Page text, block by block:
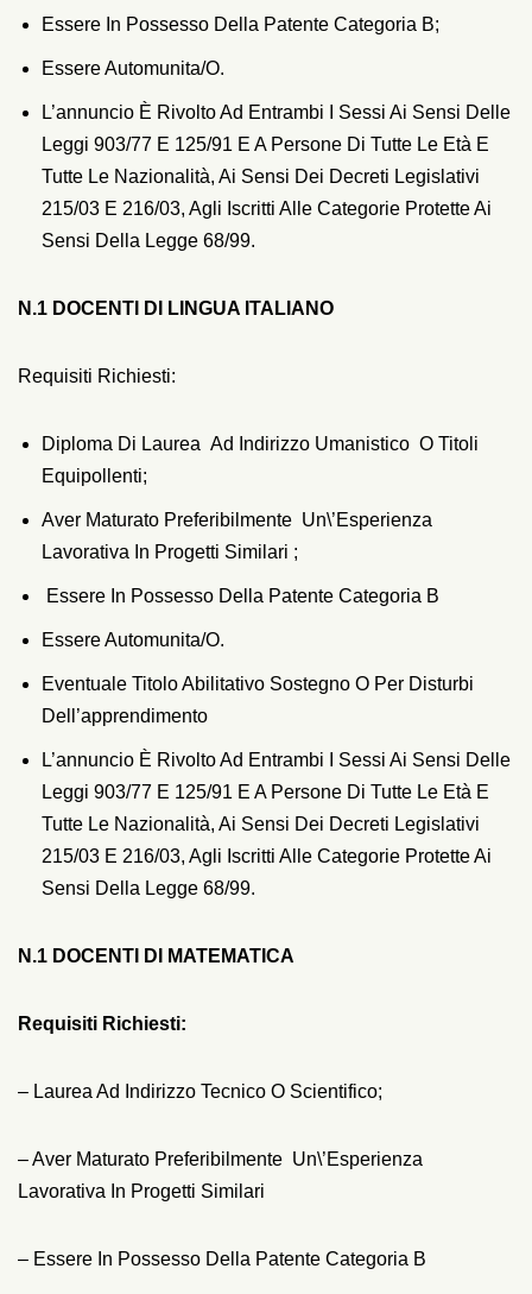
Essere In Possesso Della Patente Categoria B;
Essere Automunita/o.
L’annuncio È Rivolto Ad Entrambi I Sessi Ai Sensi Delle
Leggi 903/77 E 125/91 E A Persone Di Tutte Le Età E
Tutte Le Nazionalità, Ai Sensi Dei Decreti Legislativi
215/03 E 216/03, Agli Iscritti Alle Categorie Protette Ai
Sensi Della Legge 68/99.
N.1 DOCENTI DI LINGUA ITALIANO
Requisiti Richiesti:
Diploma Di Laurea Ad Indirizzo Umanistico O Titoli
Equipollenti;
Aver Maturato Preferibilmente Un\’esperienza
Lavorativa In Progetti Similari ;
Essere In Possesso Della Patente Categoria B
Essere Automunita/o.
Eventuale Titolo Abilitativo Sostegno O Per Disturbi
Dell’apprendimento
L’annuncio È Rivolto Ad Entrambi I Sessi Ai Sensi Delle
Leggi 903/77 E 125/91 E A Persone Di Tutte Le Età E
Tutte Le Nazionalità, Ai Sensi Dei Decreti Legislativi
215/03 E 216/03, Agli Iscritti Alle Categorie Protette Ai
Sensi Della Legge 68/99.
N.1 DOCENTI DI MATEMATICA
Requisiti Richiesti:
– Laurea Ad Indirizzo Tecnico O Scientifico;
– Aver Maturato Preferibilmente Un\’esperienza
Lavorativa In Progetti Similari
– Essere In Possesso Della Patente Categoria B